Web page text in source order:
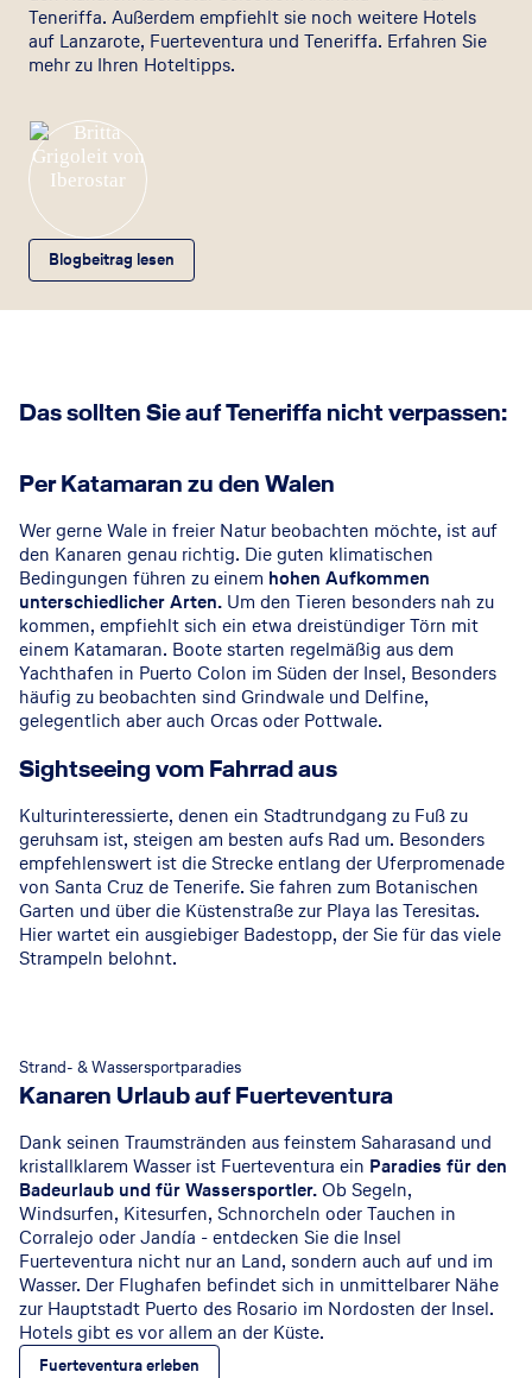
Teneriffa. Außerdem empfiehlt sie noch weitere Hotels
auf Lanzarote, Fuerteventura und Teneriffa. Erfahren Sie
mehr zu Ihren Hoteltipps.
Blogbeitrag lesen
Das sollten Sie auf Teneriffa nicht verpassen:
Per Katamaran zu den Walen
Wer gerne Wale in freier Natur beobachten möchte, ist auf
den Kanaren genau richtig. Die guten klimatischen
Bedingungen führen zu einem hohen Aufkommen
unterschiedlicher Arten. Um den Tieren besonders nah zu
kommen, empfiehlt sich ein etwa dreistündiger Törn mit
einem Katamaran. Boote starten regelmäßig aus dem
Yachthafen in Puerto Colon im Süden der Insel, Besonders
häufig zu beobachten sind Grindwale und Delfine,
gelegentlich aber auch Orcas oder Pottwale.
Sightseeing vom Fahrrad aus
Kulturinteressierte, denen ein Stadtrundgang zu Fuß zu
geruhsam ist, steigen am besten aufs Rad um. Besonders
empfehlenswert ist die Strecke entlang der Uferpromenade
von Santa Cruz de Tenerife. Sie fahren zum Botanischen
Garten und über die Küstenstraße zur Playa las Teresitas.
Hier wartet ein ausgiebiger Badestopp, der Sie für das viele
Strampeln belohnt.
Strand- & Wassersportparadies
Kanaren Urlaub auf Fuerteventura
Dank seinen Traumstränden aus feinstem Saharasand und
kristallklarem Wasser ist Fuerteventura ein Paradies für den
Badeurlaub und für Wassersportler.Ob Segeln,
Windsurfen, Kitesurfen, Schnorcheln oder Tauchen in
Corralejo oder Jandía - entdecken Sie die Insel
Fuerteventura nicht nur an Land, sondern auch auf und im
Wasser. Der Flughafen befindet sich in unmittelbarer Nähe
zur Hauptstadt Puerto des Rosario im Nordosten der Insel.
Hotels gibt es vor allem an der Küste.
Fuerteventura erleben